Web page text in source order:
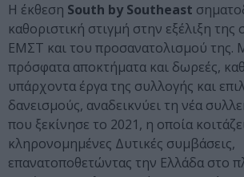
Η έκθεση South by Southeast
καθοριστική στιγμή στην εξέλιξη της
EMΣT και του προσανατολισμού της.
πρόσφατα αποκτήματα και δωρεές,
υπάρχοντα έργα της συλλογής και
δανεισμούς, αναδεικνύει τη νέα
που ξεκίνησε το 2021, η οποία
κληρονομημένες Δυτικές συμβάσεις,
επανατοποθετώντας την Ελλάδα στο